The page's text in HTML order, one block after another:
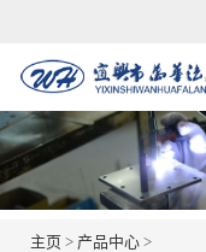
主页 > 产品中心 >